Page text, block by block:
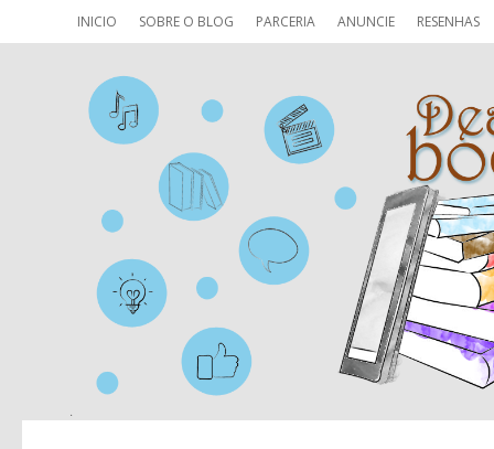
INICIO SOBRE O BLOG PARCERIA ANUNCIE RESENHAS